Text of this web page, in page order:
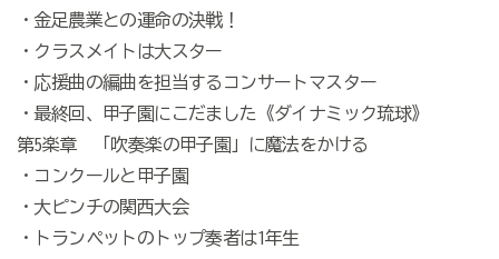
・金足農業との運命の決戦！
・クラスメイトは大スター
・応援曲の編曲を担当するコンサートマスター
・最終回、甲子園にこだました《ダイナミック琉球》
第5楽章 「吹奏楽の甲子園」に魔法をかける
・コンクールと甲子園
・大ピンチの関西大会
・トランペットのトップ奏者は1年生